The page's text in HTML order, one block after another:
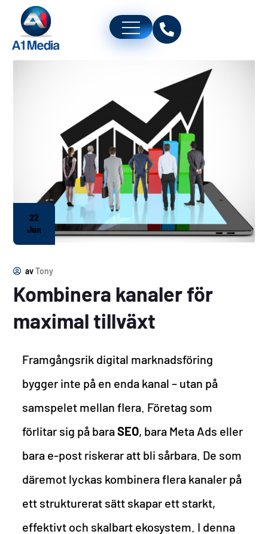
22
Jun
avTony
Kombinera kanaler för
maximal tillväxt
Framgångsrik digital marknadsföring
bygger inte på en enda kanal – utan på
samspelet mellan flera. Företag som
förlitar sig på baraSEO, bara Meta Ads eller
bara e-post riskerar att bli sårbara. De som
däremot lyckas kombinera flera kanaler på
ett strukturerat sätt skapar ett starkt,
effektivt och skalbart ekosystem. I denna